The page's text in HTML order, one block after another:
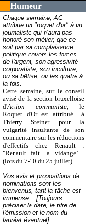
Humeur
Chaque semaine, AC
attribue un "roquet d'or" à un
journaliste qui n'aura pas
honoré son métier, que ce
soit par sa complaisance
politique envers les forces
de l'argent, son agressivité
corporatiste, son inculture,
ou sa bêtise, ou les quatre à
la fois.
Cette semaine, sur le conseil
avisé de la section bruxelloise
d'Action communiste , le
Roquet d'Or est attribué
à
Thierry Steiner pour la
vulgarité insultante de son
commentaire sur les réductions
d'effectifs chez Renault :
"Renault fait la vidange"...
(lors du 7-10 du 25 juillet).
Vos avis et propositions de
nominations sont les
bienvenus, tant la tâche est
immense... [Toujours
préciser la date, le titre de
l'émission et le nom du
lauréat éventuel].